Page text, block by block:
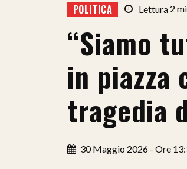
POLITICA Lettura 2
“Siamo
in piazza
tragedia
30 Maggio 2026 - Ore